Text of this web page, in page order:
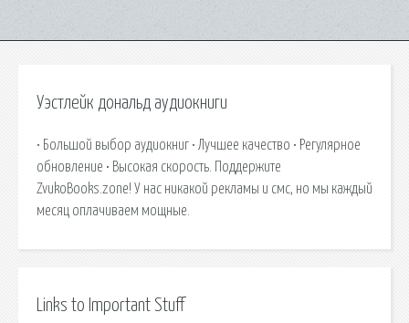
Уэстлейк дональд аудиокниги
• Большой выбор аудиокниг • Лучшее качество • Регулярное
обновление • Высокая скорость. Поддержите
ZvukoBooks.zone! У нас никакой рекламы и смс, но мы каждый
месяц оплачиваем мощные.
Links to Important Stuff